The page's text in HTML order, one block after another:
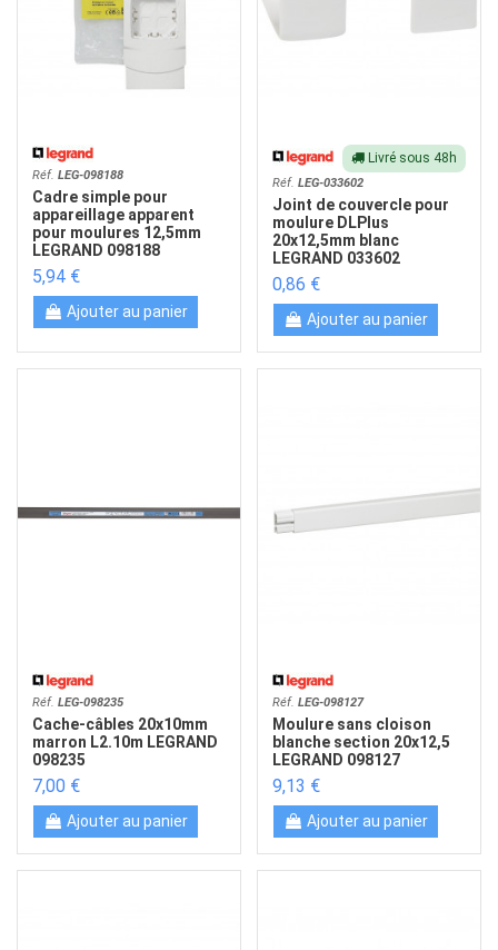
Réf.LEG-098188
Cadre simple pour
appareillage apparent
pour moulures 12,5mm
LEGRAND 098188
5,94 €
Ajouter au panier
Livré sous 48h
Réf.LEG-033602
Joint de couvercle pour
moulure DLPlus
20x12,5mm blanc
LEGRAND 033602
0,86 €
Ajouter au panier
Réf.LEG-098235
Cache-câbles 20x10mm
marron L2.10m LEGRAND
098235
7,00 €
Ajouter au panier
Réf.LEG-098127
Moulure sans cloison
blanche section 20x12,5
LEGRAND 098127
9,13 €
Ajouter au panier